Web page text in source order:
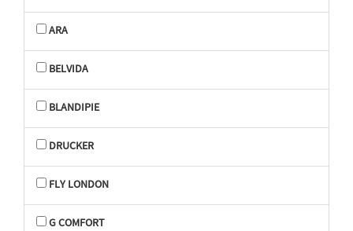
ARA
BELVIDA
BLANDIPIE
DRUCKER
FLY LONDON
G COMFORT